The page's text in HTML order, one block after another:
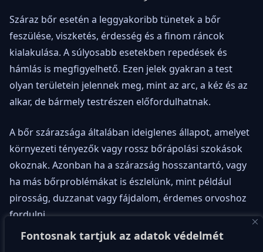
Fontosnak tartjuk az adatok védelmét
Száraz bőr esetén a leggyakoribb tünetek a bőr
feszülése, viszketés, érdesség és a finom ráncok
kialakulása. A súlyosabb esetekben repedések és
hámlás is megfigyelhető. Ezen jelek gyakran a test
olyan területein jelennek meg, mint az arc, a kéz és az
alkar, de bármely testrészen előfordulhatnak.
A bőr szárazsága általában ideiglenes állapot, amelyet
környezeti tényezők vagy rossz bőrápolási szokások
okoznak. Azonban ha a szárazság hosszantartó, vagy
ha más bőrproblémákat is észlelünk, mint például
pirosság, duzzanat vagy fájdalom, érdemes orvoshoz
fordulni.